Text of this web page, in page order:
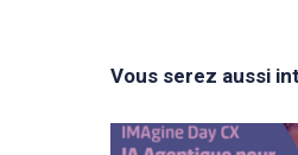
Vous serez aussi